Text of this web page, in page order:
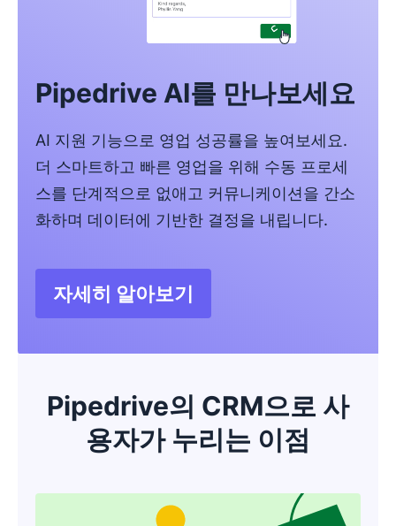
Pipedrive AI를 만나보세요
AI 지원 기능으로 영업 성공률을 높여보세요.
더 스마트하고 빠른 영업을 위해 수동 프로세
스를 단계적으로 없애고 커뮤니케이션을 간소
화하며 데이터에 기반한 결정을 내립니다.
자세히 알아보기
새 창에서 열기
Pipedrive의 CRM으로 사
용자가 누리는 이점